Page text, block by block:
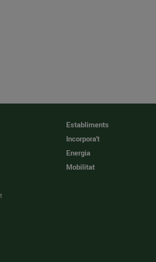
Establiments
Incorpora't
Energia
Mobilitat